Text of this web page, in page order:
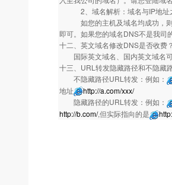
2、域名解析：域名与IP地址之
如您的主机及域名均成功，则需
即可。如果您的域名DNS不是我司
十二、英文域名修改DNS是否收费？
国际英文域名、国内英文域名可
十三、URL转发隐藏路径和不隐藏
不隐藏路径URL转发：例如：
地址
http://a.com/xxx/
隐藏路径的URL转发：例如：
http://b.com/,但实际指向的是